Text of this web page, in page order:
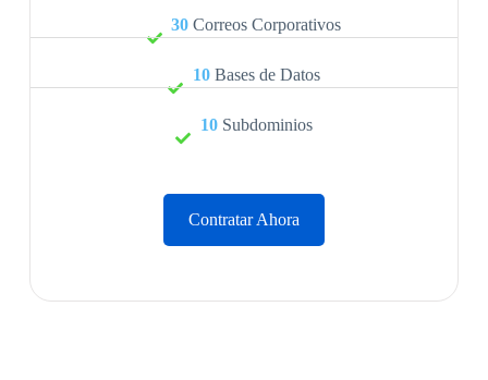
30 Correos Corporativos
10Bases de Datos
10Subdominios
Contratar Ahora